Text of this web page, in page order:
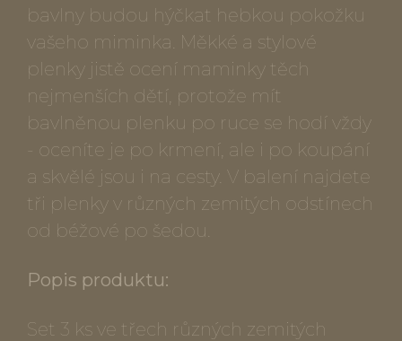
bavlny budou hýčkat hebkou pokožku
vašeho miminka. Měkké a stylové
plenky jistě ocení maminky těch
nejmenších dětí, protože mít
bavlněnou plenku po ruce se hodí vždy
- oceníte je po krmení, ale i po koupání
a skvělé jsou i na cesty. V balení najdete
tři plenky v různých zemitých odstínech
od béžové po šedou.
Popis produktu:
Set 3 ks ve třech různých zemitých